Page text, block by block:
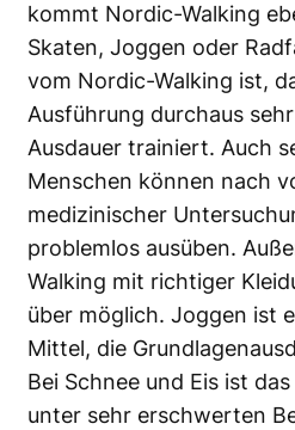
kommt Nordic-Walking
Skaten, Joggen oder
vom Nordic-Walking ist,
Ausführung durchaus
Ausdauer trainiert. Auch
Menschen können nach
medizinischer
problemlos ausüben.
Walking mit richtiger
über möglich. Joggen ist
Mittel, die
Bei Schnee und Eis ist
unter sehr erschwerten